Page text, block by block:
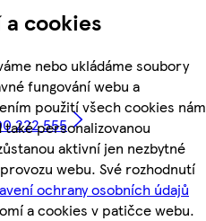
cookies
nebo ukládáme soubory
fungování webu a
použití všech cookies nám
personalizovanou
aktivní jen nezbytné
webu. Své rozhodnutí
ochrany osobních údajů
a cookies v patičce webu.
222 555